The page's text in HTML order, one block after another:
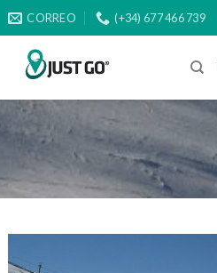
CORREO (+34) 677 466 739